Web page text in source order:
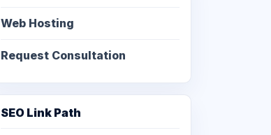
Web Hosting
Request Consultation
SEO Link Path